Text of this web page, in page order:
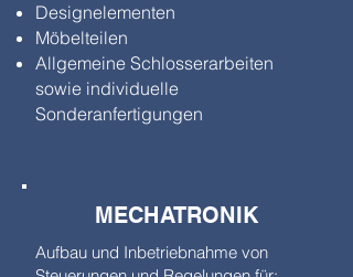
Designelementen
Möbelteilen
Allgemeine Schlosserarbeiten
sowie individuelle
Sonderanfertigungen
MECHATRONIK
Aufbau und Inbetriebnahme von